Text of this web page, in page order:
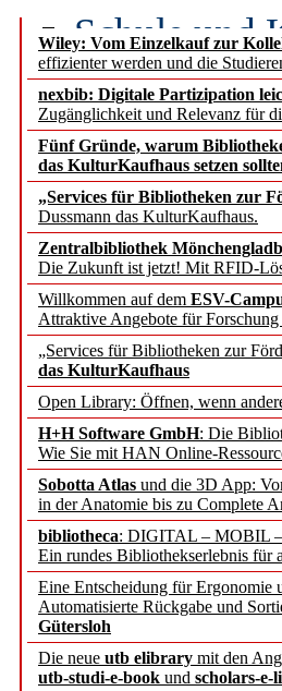
Wiley: Vom Einzelkauf zur
effizienter werden und die
nexbib: Digitale Partizipation
Zugänglichkeit und Relevanz für
Fünf Gründe, warum
das KulturKaufhaus setzen
„Services für Bibliotheken zur
Dussmann das KulturKaufhaus.
Zentralbibliothek
Die Zukunft ist jetzt! Mit RFID-
Willkommen auf dem ESV-
Attraktive Angebote für
„Services für Bibliotheken zur
das KulturKaufhaus
Open Library: Öffnen, wenn
H+H Software GmbH: Die
Wie Sie mit HAN Online-
Sobotta Atlas und die 3D App:
in der Anatomie bis zu Complete
bibliotheca: DIGITAL – MOBIL
Ein rundes Bibliothekserlebnis für
Eine Entscheidung für Ergonomie
Automatisierte Rückgabe und
Gütersloh
Die neue utb elibrary mit den
utb-studi-e-book und scholars-
Schule und
Segment
angepasst
konstruktiv!
Mohr
und die
Francke
EBSCO
Sorbisches
Geschichte